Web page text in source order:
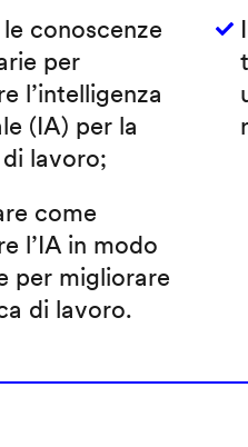
conoscenze
per
l’intelligenza
(IA) per la
lavoro;
come
l’IA in modo
per migliorare
di lavoro.